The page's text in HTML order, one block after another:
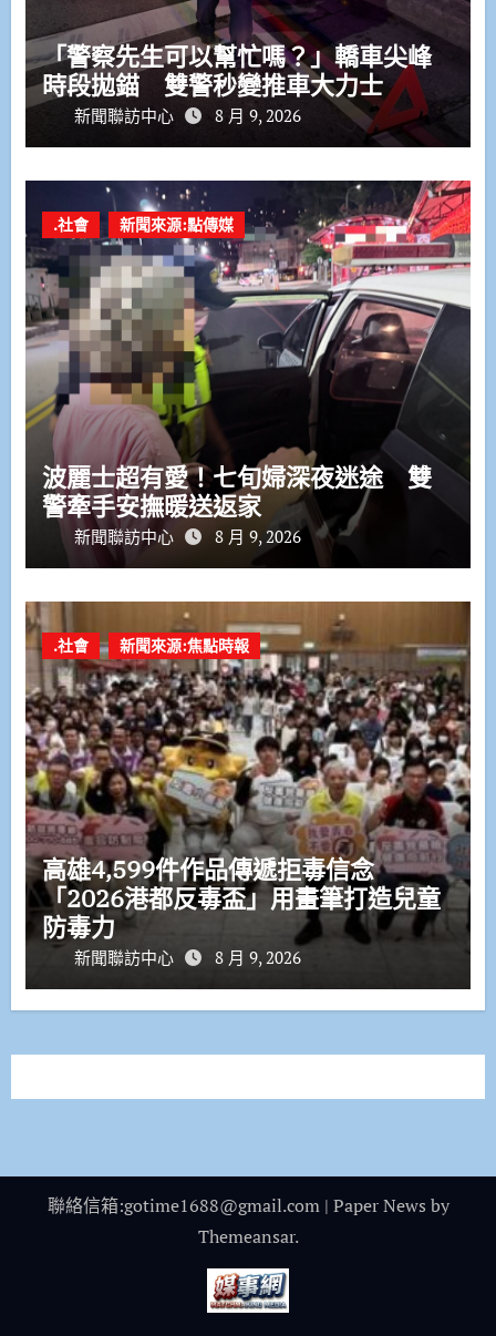
「警察先生可以幫忙嗎？」轎車尖峰
時段拋錨 雙警秒變推車大力士
新聞聯訪中心 8 月 9, 2026
.社會 新聞來源:點傳媒
波麗士超有愛！七旬婦深夜迷途 雙
警牽手安撫暖送返家
新聞聯訪中心 8 月 9, 2026
.社會 新聞來源:焦點時報
高雄4,599件作品傳遞拒毒信念
「2026港都反毒盃」用畫筆打造兒童
防毒力
新聞聯訪中心 8 月 9, 2026
聯絡信箱:gotime1688@gmail.com | Paper News by
Themeansar.